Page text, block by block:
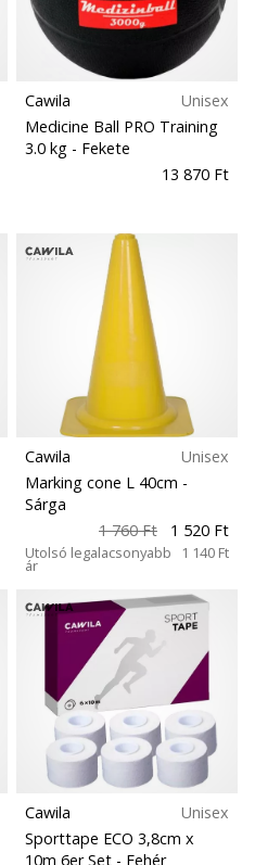
Cawila
Unisex
Medicine Ball PRO Training
3.0 kg - Fekete
13 870 Ft
Cawila
Unisex
Marking cone L 40cm -
Sárga
1 760 Ft
1 520 Ft
Utolsó legalacsonyabb
ár
1 140 Ft
Cawila
Unisex
Sporttape ECO 3,8cm x
10m 6er Set - Fehér